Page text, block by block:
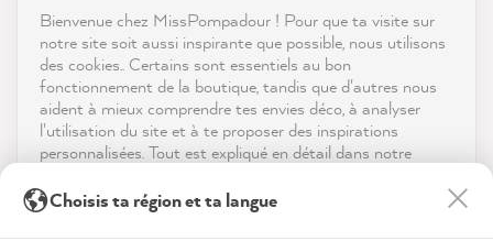
Service
Contact
Télécharger l'appli
Les médias sociaux
Bienvenue chez MissPompadour ! Pour que ta visite sur
notre site soit aussi inspirante que possible, nous utilisons
des cookies.. Certains sont essentiels au bon
fonctionnement de la boutique, tandis que d'autres nous
aident à mieux comprendre tes envies déco, à analyser
l'utilisation du site et à te proposer des inspirations
personnalisées. Tout est expliqué en détail dans notre
En cliquant sur « Tout accepter », tu nous autorises à
reviews-io
Client vérifié
Comme toujours, rapide, fiable et de haute
Choisis ta région et ta langue